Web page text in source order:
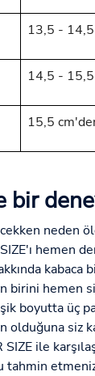
13,5 -
14,5 -
15,5
bir
neden
hemen
kabaca
birini hemen
boyutta üç
olduğuna siz
ile